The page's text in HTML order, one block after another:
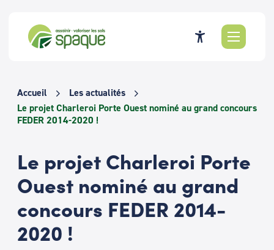
contenu
Accueil
Les actualités
Le projet Charleroi Porte Ouest nominé au grand concours
FEDER 2014-2020 !
Le projet Charleroi Porte
Ouest nominé au grand
concours FEDER 2014-
2020 !